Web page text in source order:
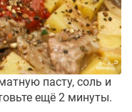
пасту, соль и
ещё 2 минуты.